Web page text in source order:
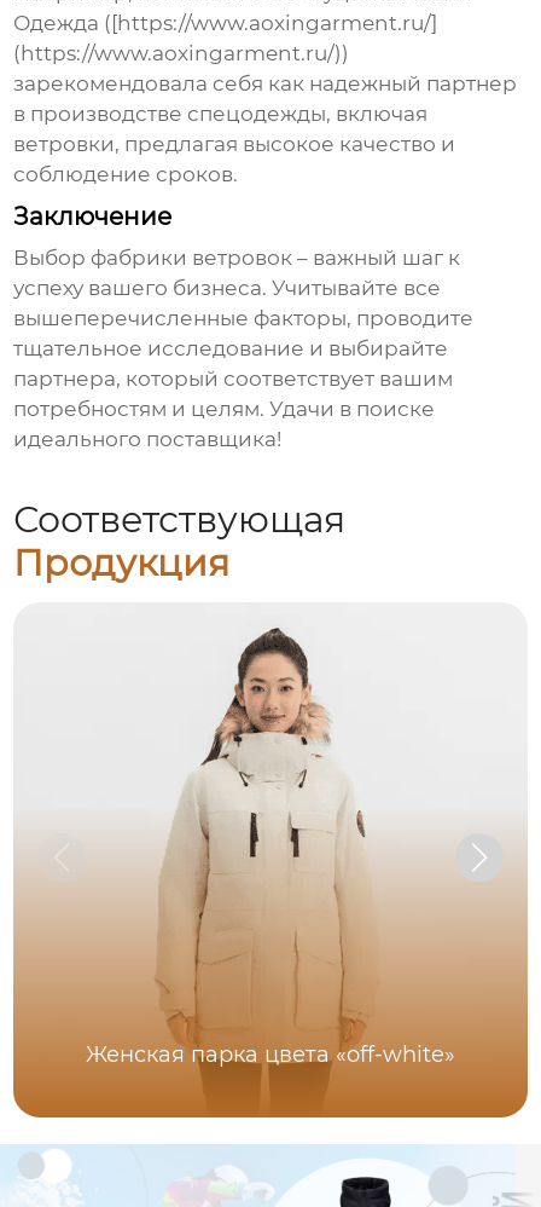
Одежда ([https://www.aoxingarment.ru/]
(https://www.aoxingarment.ru/))
зарекомендовала себя как надежный партнер
в производстве спецодежды, включая
ветровки, предлагая высокое качество и
соблюдение сроков.
Заключение
Выбор фабрики ветровок – важный шаг к
успеху вашего бизнеса. Учитывайте все
вышеперечисленные факторы, проводите
тщательное исследование и выбирайте
партнера, который соответствует вашим
потребностям и целям. Удачи в поиске
идеального поставщика!
Соответствующая
Продукция
Женская парка цвета «off-white»